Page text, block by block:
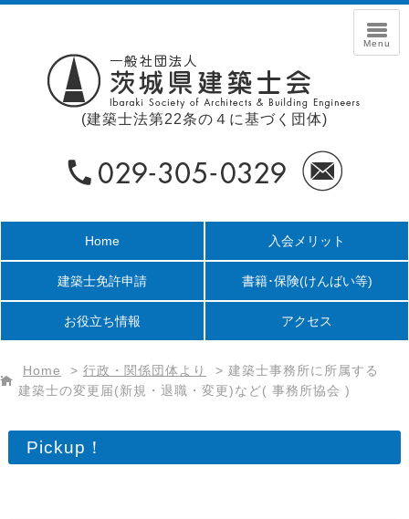
(建築士法第22条の４に基づく団体)
Home 入会メリット
建築士免許申請 書籍･保険(けんばい等)
お役立ち情報 アクセス
Home > 行政・関係団体より > 建築士事務所に所属する
建築士の変更届(新規・退職・変更)など( 事務所協会 )
Pickup！